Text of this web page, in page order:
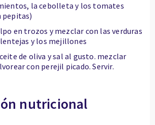
la cebolleta y los tomates
pepitas)
en trozos y mezclar con las verduras
y los mejillones
de oliva y sal al gusto. mezclar
con perejil picado. Servir.
nutricional